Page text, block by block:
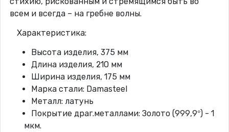
всем и всегда – на гребне волны.
Характеристика:
Высота изделия, 375 мм
Длина изделия, 210 мм
Ширина изделия, 175 мм
Марка стали: Damasteel
Металл: латунь
Покрытие драг.металлами: Золото (999,9°) - 1
мкм.